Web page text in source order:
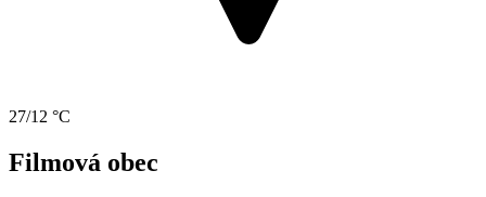
27/12 °C
Filmová obec